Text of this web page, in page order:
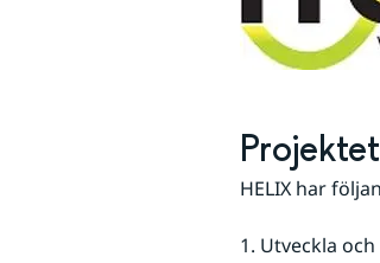
HELIX har
1. Utveckla